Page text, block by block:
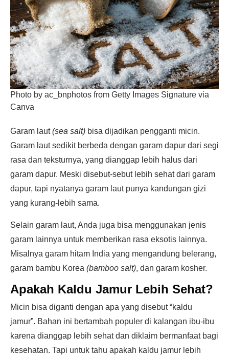
Photo by ac_bnphotos from Getty Images Signature via
Canva
Garam laut(sea salt) bisa dijadikan pengganti micin.
Garam laut sedikit berbeda dengan garam dapur dari segi
rasa dan teksturnya, yang dianggap lebih halus dari
garam dapur. Meski disebut-sebut lebih sehat dari garam
dapur, tapi nyatanya garam laut punya kandungan gizi
yang kurang-lebih sama.
Selain garam laut, Anda juga bisa menggunakan jenis
garam lainnya untuk memberikan rasa eksotis lainnya.
Misalnya garam hitam India yang mengandung belerang,
garam bambu Korea (bamboo salt), dan garam kosher.
Apakah Kaldu Jamur Lebih Sehat?
Micin bisa diganti dengan apa yang disebut “kaldu
jamur”. Bahan ini bertambah populer di kalangan ibu-ibu
karena dianggap lebih sehat dan diklaim bermanfaat bagi
kesehatan. Tapi untuk tahu apakah kaldu jamur lebih